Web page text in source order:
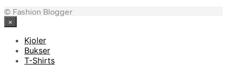
pris
© Fashion Blogger
×
Kjoler
Bukser
T-Shirts